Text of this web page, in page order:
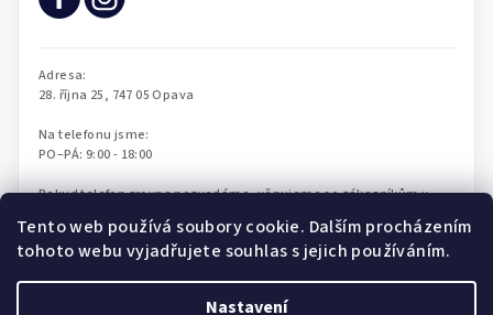
Tento web používá soubory cookie. Dalším procházením
tohoto webu vyjadřujete souhlas s jejich používáním.
Nastavení